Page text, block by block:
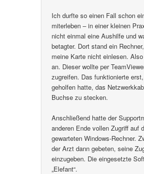
Ich durfte so einen Fall schon
miterleben – in einer kleinen
nicht einmal eine Aushilfe und
betagter. Dort stand ein
meine Karte nicht einlesen.
an. Dieser wollte per
zugreifen. Das funktionierte
geholfen hatte, das
Buchse zu stecken.
Anschließend hatte der
anderen Ende vollen Zugriff auf
gewarteten Windows-Rechner.
der Arzt dann gebeten, seine
einzugeben. Die eingesetzte
„Elefant“.